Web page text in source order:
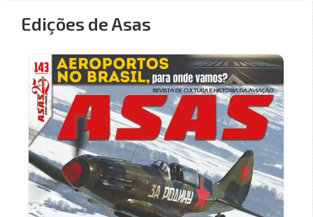
Edições de Asas